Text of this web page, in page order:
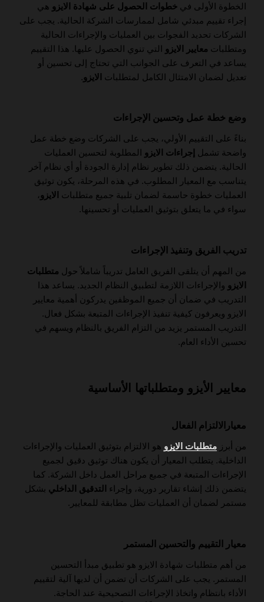
الخطوة الأولى في خطوات الحصول على شهادة الايزو هي
إجراء تقييم مبدئي شامل لممارسات الشركة الحالية. يجب على
الشركات تحديد الفجوات بين العمليات والإجراءات الحالية
ومتطلبات معايير الايزو التي تنوي الحصول عليها. هذا التقييم
يساعد في التعرف على الجوانب التي تحتاج إلى تحسين أو
تعديل لضمان الامتثال الكامل لمتطلبات
الايزو.
وضع خطة عمل وتحسين الإجراءات
بناءً على التقييم الأولي، يجب على الشركات وضع خطة عمل
واضحة تشمل إجراءات الايزو المطلوبة لتحسين العمليات
الحالية. يتضمن ذلك تطوير نظام إدارة الجودة أو أي نظام آخر
يتناسب مع المعيار المطلوب. في هذه المرحلة، يكون توثيق
العمليات خطوة حاسمة لضمان تلبية جميع متطلبات
الايزو،
سواء في ما يتعلق بتوثيق العمليات أو تحسينها.
تدريب الفريق وتنفيذ الإجراءات
من المهم أن يتلقى الفريق العامل تدريباً شاملاً حول متطلبات
الايزو والإجراءات اللازمة لتطبيق النظام الجديد. يساعد هذا
التدريب في ضمان أن جميع الموظفين يدركون أهمية معايير
الايزو ويعرفون كيفية تنفيذ الإجراءات المتبعة بشكل فعال.
التدريب المستمر يزيد من التزام الفريق بالنظام ويسهم في
تحسين الأداء العام.
معايير الأيزو ومتطلباتها الأساسية
معيارالالتزام الفعال
من أبرز متطلبات الايزو هو الالتزام بتوثيق العمليات والإجراءات
الداخلية. يتطلب المعيار أن يكون هناك توثيق دقيق لجميع
الإجراءات المتبعة في جميع مراحل العمل داخل الشركة. كما
يتضمن ذلك إنشاء تقارير دورية، وإجراء
التدقيق الداخلي بشكل
مستمر لضمان أن العمليات تظل مطابقة للمعايير.
معيار التقييم والتحسين المستمر
من أهم متطلبات شهادة الايزو هو تطبيق مبدأ التحسين
المستمر. يجب على الشركات أن تضمن أن لديها آلية لتقييم
الأداء بانتظام واتخاذ الإجراءات التصحيحية عند الحاجة.